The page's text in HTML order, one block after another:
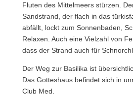
Fluten des Mittelmeers stürzen.
Sandstrand, der flach in das
abfällt, lockt zum Sonnenbaden,
Relaxen. Auch eine Vielzahl von
dass der Strand auch für
Der Weg zur Basilika ist
Das Gotteshaus befindet sich in
Club Med.